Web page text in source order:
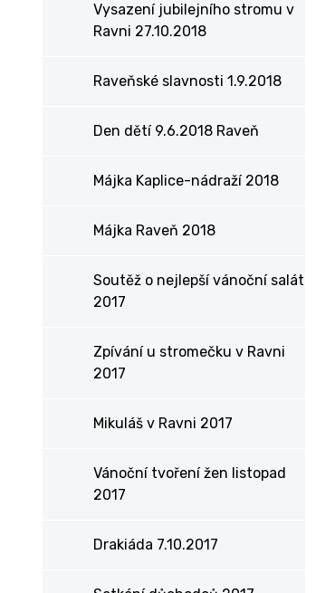
Vysazení jubilejního stromu v
Ravni 27.10.2018
Raveňské slavnosti 1.9.2018
Den dětí 9.6.2018 Raveň
Májka Kaplice-nádraží 2018
Májka Raveň 2018
Soutěž o nejlepší vánoční salát
2017
Zpívání u stromečku v Ravni
2017
Mikuláš v Ravni 2017
Vánoční tvoření žen listopad
2017
Drakiáda 7.10.2017